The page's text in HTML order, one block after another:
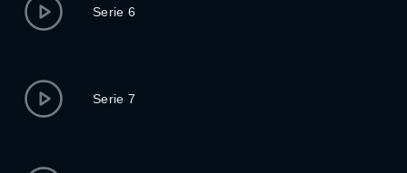
Serie 6
Serie 7